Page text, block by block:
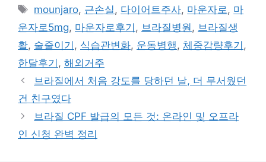
리
태
그
mounjaro, 근손실 , 다이어트주사, 마운자로 , 마
운자로5mg, 마운자로후기 , 브라질병원 , 브라질생
활, 술줄이기 , 식습관변화, 운동병행 , 체중감량후기 ,
한달후기 , 해외거주
브라질에서 처음 강도를 당하던 날, 더 무서웠던
건 친구였다
브라질 CPF 발급의 모든 것: 온라인 및 오프라
인 신청 완벽 정리